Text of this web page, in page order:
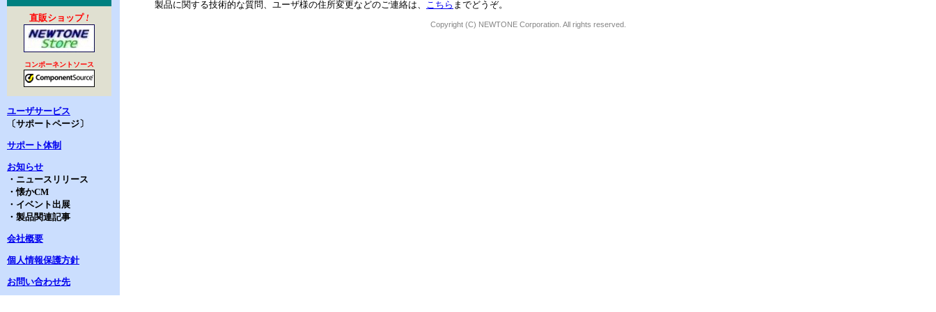
直販ショップ!
コンポーネントソース
ユーザサービス
〔サポートページ〕
サポート体制
お知らせ
・ニュースリリース
・懐かCM
・イベント出展
・製品関連記事
会社概要
個人情報保護方針
お問い合わせ先
製品に関する技術的な質問、ユーザ様の住所変更などのご連絡は、 こちら までどうぞ。
Copyright (C) NEWTONE Corporation. All rights reserved.